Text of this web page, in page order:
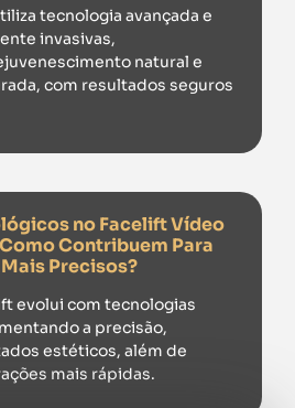
tecnologia avançada e
invasivas,
natural e
com resultados seguros
no Facelift Vídeo
Contribuem Para
Precisos?
evolui com tecnologias
a precisão,
estéticos, além de
mais rápidas.